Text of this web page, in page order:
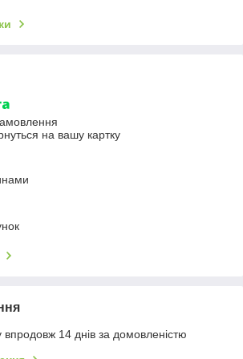
на вашу картку
14 днів за домовленістю